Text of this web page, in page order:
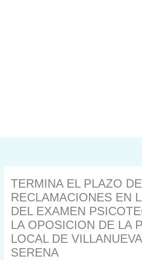
TERMINA EL PLAZO DE
RECLAMACIONES EN
DEL EXAMEN
LA OPOSICION DE LA
LOCAL DE
SERENA